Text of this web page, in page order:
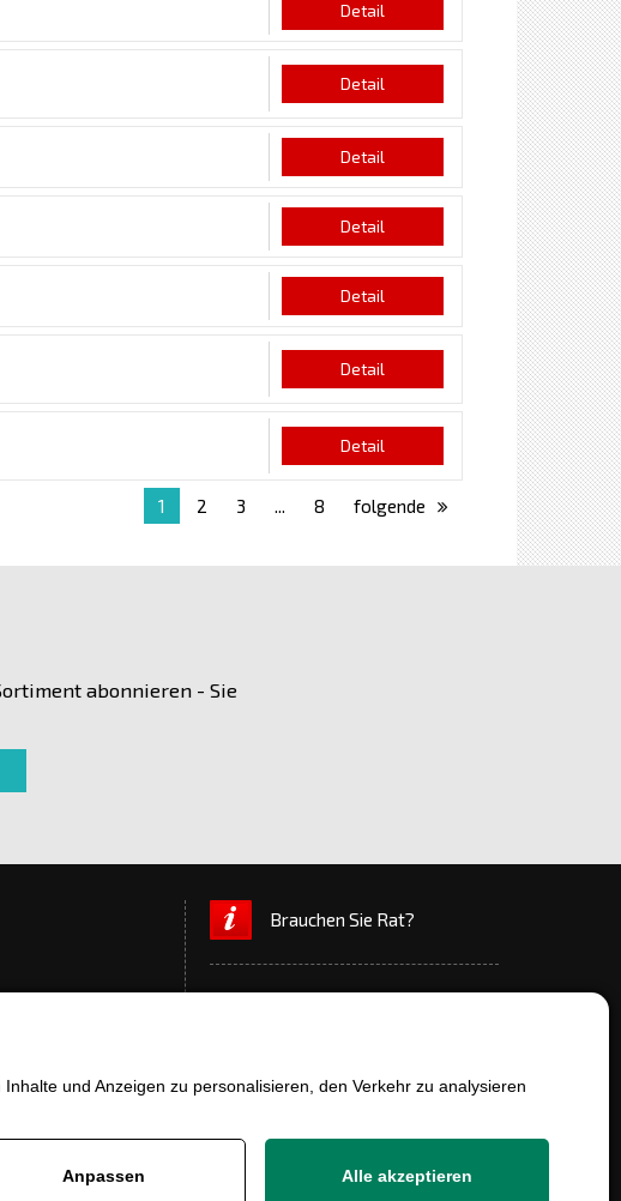
und Anzeigen zu personalisieren, den Verkehr zu analysieren
Anpassen Alle akzeptieren
Detail
Detail
Detail
Detail
Detail
Detail
Detail
1 2 3 ... 8 folgende
abonnieren - Sie
Brauchen Sie Rat?
info@ersatzteile-multicar.de